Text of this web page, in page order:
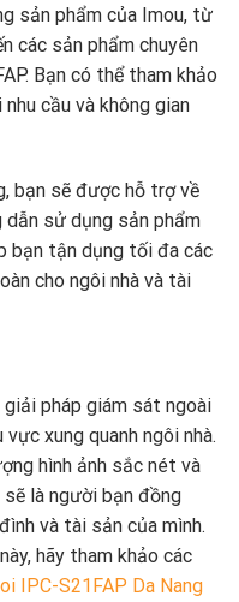
sản phẩm của Imou, từ
các sản phẩm chuyên
Bạn có thể tham khảo
cầu và không gian
bạn sẽ được hỗ trợ về
sử dụng sản phẩm
bạn tận dụng tối đa các
cho ngôi nhà và tài
pháp giám sát ngoài
xung quanh ngôi nhà.
hình ảnh sắc nét và
sẽ là người bạn đồng
và tài sản của mình.
hãy tham khảo các
IPC-S21FAP Da Nang